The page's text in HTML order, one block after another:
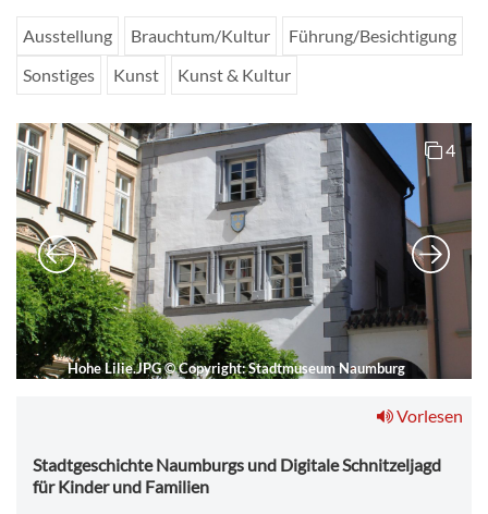
Ausstellung Brauchtum/Kultur
Führung/Besichtigung
Sonstiges
Kunst Kunst & Kultur
Hohe Lilie.JPG©Copyright: Stadtmuseum Naumburg
4
Vorlesen
Stadtgeschichte Naumburgs und Digitale Schnitzeljagd
für Kinder und Familien